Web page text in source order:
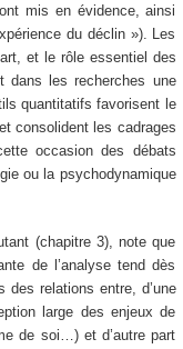
mis en évidence, ainsi
du déclin »). Les
et le rôle essentiel des
dans les recherches une
quantitatifs favorisent le
consolident les cadrages
occasion des débats
ou la psychodynamique
(chapitre 3), note que
de l’analyse tend dès
des relations entre, d’une
large des enjeux de
de soi…) et d’autre part